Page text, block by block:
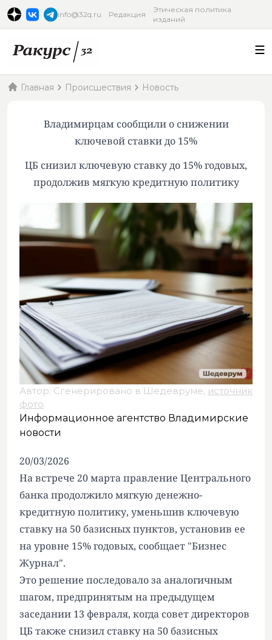
info@32q.ru Редакция
Этическая политика
изданий
Главная Происшествия Новость
Владимирцам сообщили о снижении
ключевой ставки до 15%
ЦБ снизил ключевую ставку до 15% годовых,
продолжив мягкую кредитную политику
Автор: Сгенерировано в Шедевруме, источник
фото.
Информационное агентство Владимирские
новости
20/03/2026
На встрече 20 марта правление Центрального
банка продолжило мягкую денежно-
кредитную политику, уменьшив ключевую
ставку на 50 базисных пунктов, установив ее
на уровне 15% годовых, сообщает "Бизнес
Журнал".
Это решение последовало за аналогичным
шагом, предпринятым на предыдущем
заседании 13 февраля, когда совет директоров
ЦБ также снизил ставку на 50 базисных